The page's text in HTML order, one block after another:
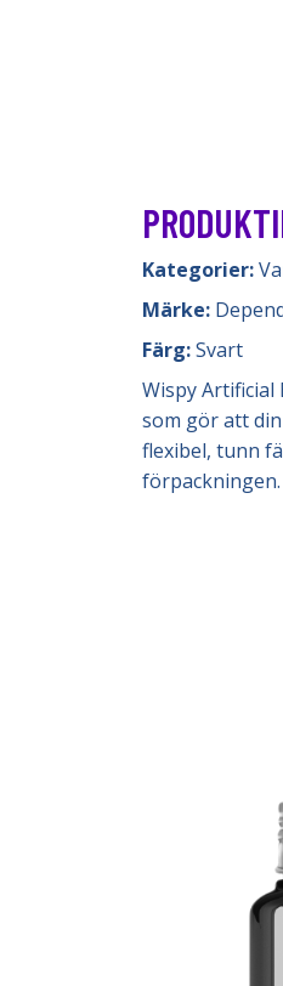
Kategorier:
Märke:
Färg:Svart
Wispy
som gör att
flexibel, tunn
förpackningen.